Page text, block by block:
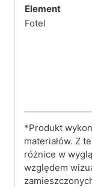
Element
Fotel
*Produkt
materiałów. Z
różnice w
względem